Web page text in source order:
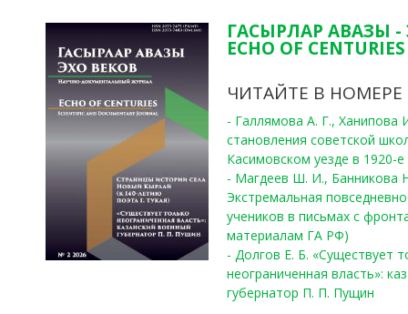
ГАСЫРЛАР АВАЗЫ -
ECHO OF
ЧИТАЙТЕ В НОМЕРЕ
- Галлямова А. Г.,
становления советской
Касимовском уезде в 1920-е
- Магдеев Ш. И., Банникова
Экстремальная
учеников в письмах с
материалам ГА РФ)
- Долгов Е. Б. «Существует
неограниченная власть»:
губернатор П. П. Пущин